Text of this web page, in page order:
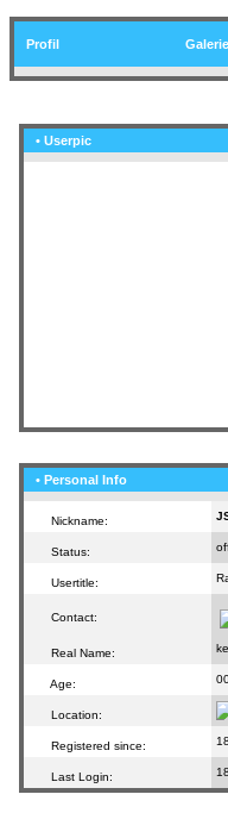
Profil
• Userpic
• Personal Info
Nickname:
Status:
Usertitle:
Contact:
Real Name:
Age:
Location:
Registered since:
Last Login: